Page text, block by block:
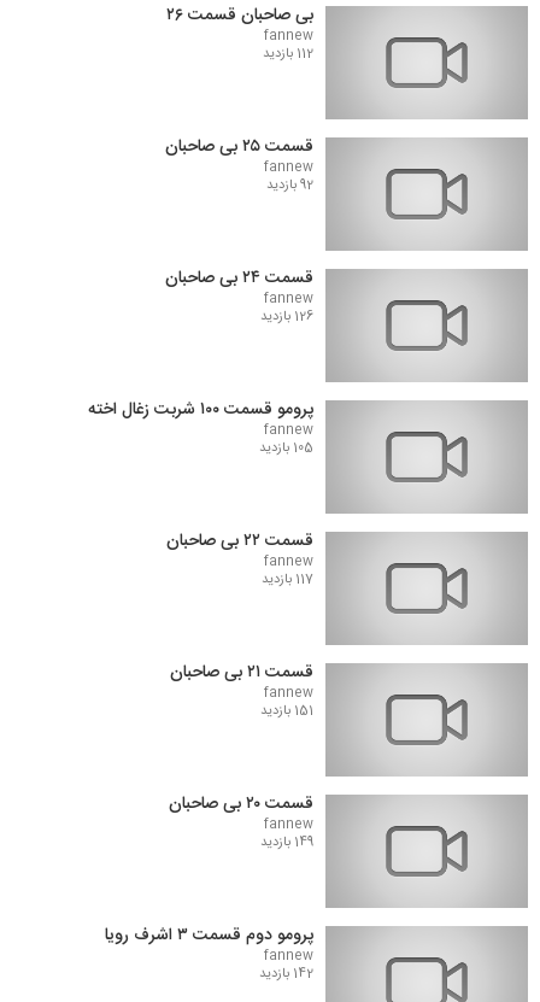
بی صاحبان قسمت ۲۶
fannew
112 بازدید
قسمت ۲۵ بی صاحبان
fannew
92 بازدید
قسمت ۲۴ بی صاحبان
fannew
126 بازدید
پرومو قسمت ۱۰۰ شربت زغال اخته
fannew
105 بازدید
قسمت ۲۲ بی صاحبان
fannew
117 بازدید
قسمت ۲۱ بی صاحبان
fannew
151 بازدید
قسمت ۲۰ بی صاحبان
fannew
149 بازدید
پرومو دوم قسمت ۳ اشرف رویا
fannew
142 بازدید